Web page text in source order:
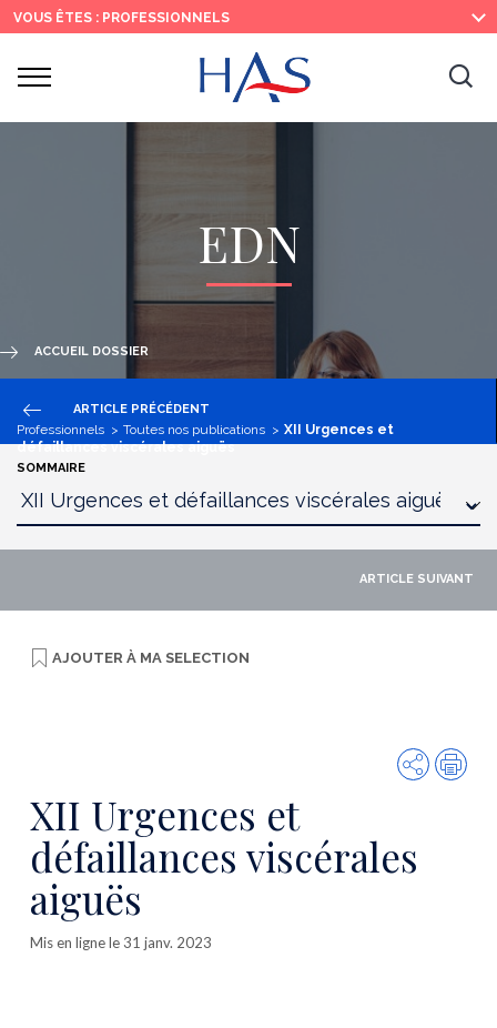
Recherche
Menu
principal
Contenu
principal
VOUS ÊTES : PROFESSIONNELS
Ouvrir
Professionnels Toutes nos publications
XII Urgences et
défaillances viscérales aiguës
EDN
ACCUEIL DOSSIER
ARTICLE PRÉCÉDENT
SOMMAIRE
ARTICLE SUIVANT
AJOUTER À MA SELECTION
Partager
XII Urgences et
défaillances viscérales
aiguës
Mis en ligne le 31 janv. 2023